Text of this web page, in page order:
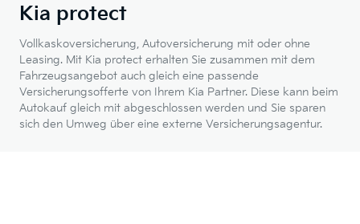
Kia protect
Vollkaskoversicherung, Autoversicherung mit oder ohne
Leasing. Mit Kia protect erhalten Sie zusammen mit dem
Fahrzeugsangebot auch gleich eine passende
Versicherungsofferte von Ihrem Kia Partner. Diese kann beim
Autokauf gleich mit abgeschlossen werden und Sie sparen
sich den Umweg über eine externe Versicherungsagentur.